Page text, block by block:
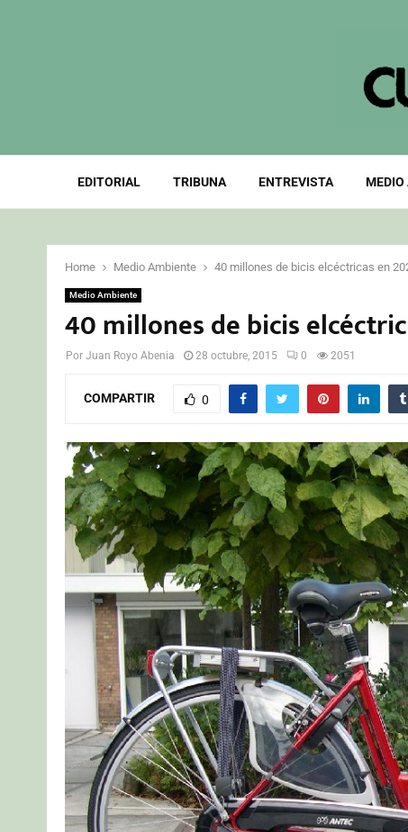
EDITORIAL TRIBUNA ENTREVISTA MEDIO
Home Medio Ambiente 40 millones de bicis elcéctricas en
Medio Ambiente
40 millones de bicis
Por Juan Royo Abenia 28 octubre, 2015 0 2051
COMPARTIR 0